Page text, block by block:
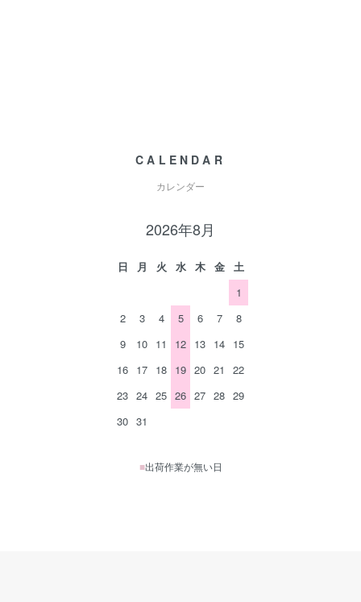
CALENDAR
カレンダー
2026年8月
日 月 火 水 木 金
土
1
2
3 4 5 6 7
8
9
10 11 12 13 14 15
16 17 18 19 20 21
22
23 24 25 26 27 28 29
30 31
■出荷作業が無い日